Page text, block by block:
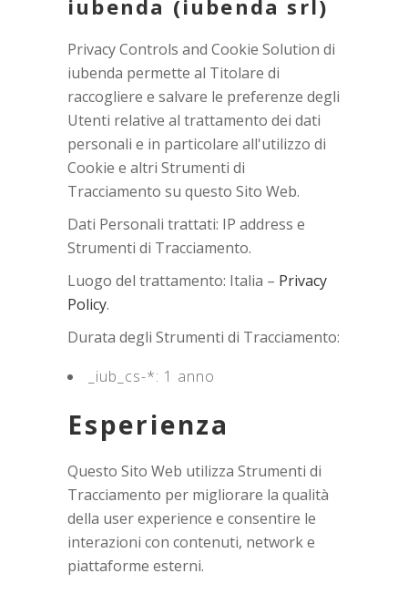
iubenda (iubenda srl)
Privacy Controls and Cookie Solution di
iubenda permette al Titolare di
raccogliere e salvare le preferenze degli
Utenti relative al trattamento dei dati
personali e in particolare all'utilizzo di
Cookie e altri Strumenti di
Tracciamento su questo Sito Web.
Dati Personali trattati: IP address e
Strumenti di Tracciamento.
Luogo del trattamento: Italia – Privacy
Policy.
Durata degli Strumenti di Tracciamento:
_iub_cs-*: 1 anno
Esperienza
Questo Sito Web utilizza Strumenti di
Tracciamento per migliorare la qualità
della user experience e consentire le
interazioni con contenuti, network e
piattaforme esterni.